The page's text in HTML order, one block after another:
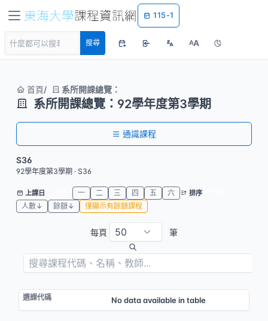
115-1
搜尋 AA
首頁 系所開課總覽：
系所開課總覽：92學年度第3學期
通識課程
S36
92學年度第3學期 · S36
上課日 一 二 三 四 五 六 排序
人數↓
餘額↓ 僅顯示有餘額課程
每頁 筆
No data available in table